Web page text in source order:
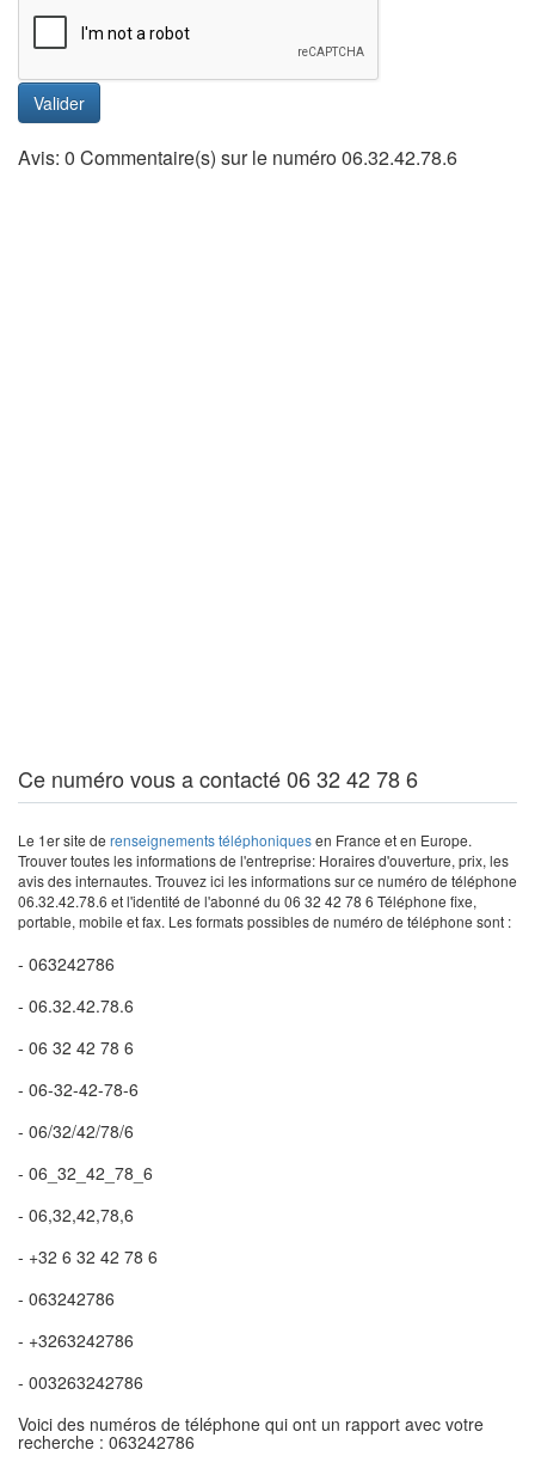
Valider
Avis: 0 Commentaire(s) sur le numéro 06.32.42.78.6
Ce numéro vous a contacté 06 32 42 78 6
Le 1er site de renseignements téléphoniquesen France et en Europe.
Trouver toutes les informations de l'entreprise: Horaires d'ouverture, prix, les
avis des internautes. Trouvez ici les informations sur ce numéro de téléphone
06.32.42.78.6 et l'identité de l'abonné du 06 32 42 78 6 Téléphone fixe,
portable, mobile et fax. Les formats possibles de numéro de téléphone sont :
- 063242786
- 06.32.42.78.6
- 06 32 42 78 6
- 06-32-42-78-6
- 06/32/42/78/6
- 06_32_42_78_6
- 06,32,42,78,6
- +32 6 32 42 78 6
- 063242786
- +3263242786
- 003263242786
Voici des numéros de téléphone qui ont un rapport avec votre
recherche : 063242786